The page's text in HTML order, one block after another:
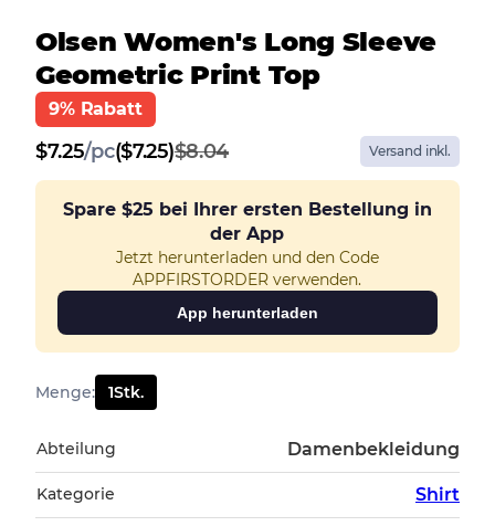
Olsen Women's Long Sleeve
Geometric Print Top
9% Rabatt
$7.25/pc($7.25)$8.04 Versand inkl.
Spare $25 bei Ihrer ersten Bestellung in
der App
Jetzt herunterladen und den Code
APPFIRSTORDER verwenden.
App herunterladen
Menge: 1Stk.
Abteilung Damenbekleidung
Kategorie Shirt